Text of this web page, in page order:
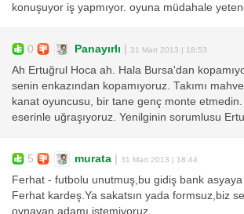
konuşuyor iş yapmıyor. oyuna müdahale
0 Panayırlı | 31 Mart 2013 | 18:53
Ah Ertuğrul Hoca ah. Hala Bursa'dan
senin enkazından kopamıyoruz. Takımı
kanat oyuncusu, bir tane genç monte
eserinle uğraşıyoruz. Yenilginin sorumlusu
5 murata | 31 Mart 2013 | 18:44
Ferhat - futbolu unutmuş,bu gidiş bank
Ferhat kardeş.Ya sakatsın yada formsuz,biz
oynayan adamı istemiyoruz.